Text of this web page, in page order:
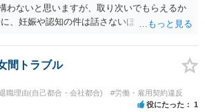
わないと思いますが、取り次いでもらえるか
、妊娠や認知の件は話さないほうがよいと思
護士に入ってもらうことも検討されてくださ
士に相談されてみてもよいと思います。
間トラブル
職理由(自己都合・会社都合) #労働・雇用契約違反
役にたった 1